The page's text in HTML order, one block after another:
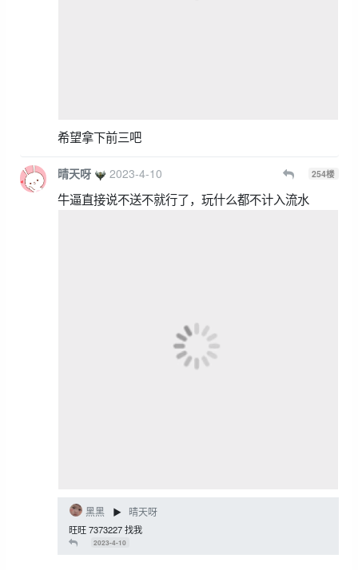
希望拿下前三吧
晴天呀 2023-4-10 254楼
牛逼直接说不送不就行了，玩什么都不计入流水
黑黑 ▶ 晴天呀
旺旺 7373227 找我
2023-4-10